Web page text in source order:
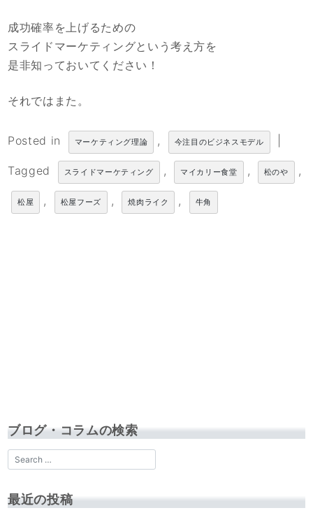
成功確率を上げるための
スライドマーケティングという考え方を
是非知っておいてください！
それではまた。
Posted in マーケティング理論 , 今注目のビジネスモデル
Tagged スライドマーケティング , マイカリー食堂 , 松のや ,
松屋 , 松屋フーズ , 焼肉ライク , 牛角
ブログ・コラムの検索
最近の投稿